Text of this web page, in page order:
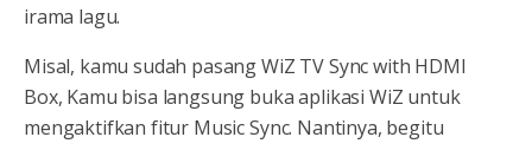
irama lagu.
Misal, kamu sudah pasang WiZ TV Sync with HDMI
Box, Kamu bisa langsung buka aplikasi WiZ untuk
mengaktifkan fitur Music Sync. Nantinya, begitu